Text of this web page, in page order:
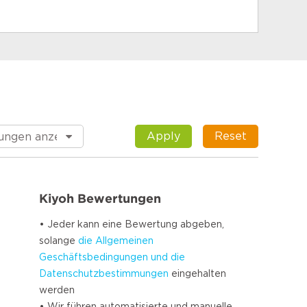
Apply Reset
Kiyoh Bewertungen
• Jeder kann eine Bewertung abgeben,
solange die Allgemeinen
Geschäftsbedingungen und die
Datenschutzbestimmungen eingehalten
werden